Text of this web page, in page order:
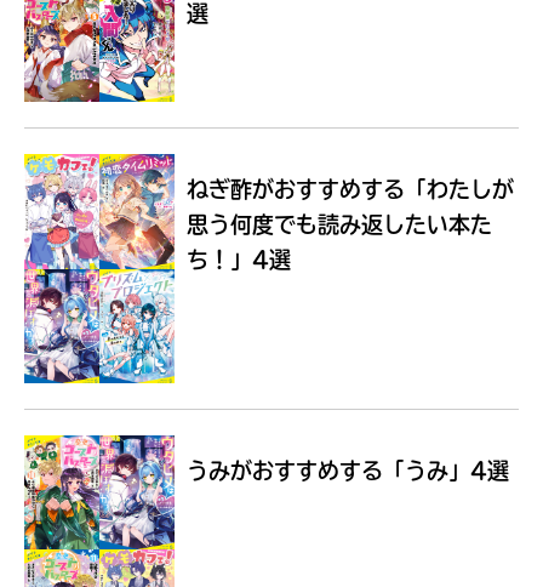
Loading...
選
ねぎ酢がおすすめする 「わたしが
思う何度でも読み返したい本た
ち！」4選
うみがおすすめする 「うみ」4選
容